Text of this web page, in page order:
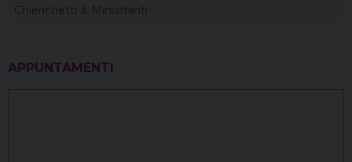
Chierichetti & Ministranti
APPUNTAMENTI